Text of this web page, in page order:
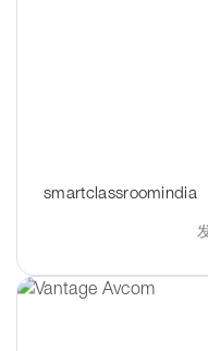
smartclassroomindia